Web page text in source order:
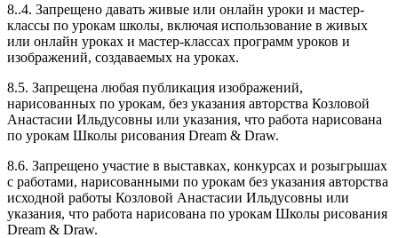
8..4. Запрещено давать живые или онлайн уроки и мастер-
классы по урокам школы, включая использование в живых
или онлайн уроках и мастер-классах программ уроков и
изображений, создаваемых на уроках.
8.5. Запрещена любая публикация изображений,
нарисованных по урокам, без указания авторства Козловой
Анастасии Ильдусовны или указания, что работа нарисована
по урокам Школы рисования Dream & Draw.
8.6. Запрещено участие в выставках, конкурсах и розыгрышах
с работами, нарисованными по урокам без указания авторства
исходной работы Козловой Анастасии Ильдусовны или
указания, что работа нарисована по урокам Школы рисования
Dream & Draw.